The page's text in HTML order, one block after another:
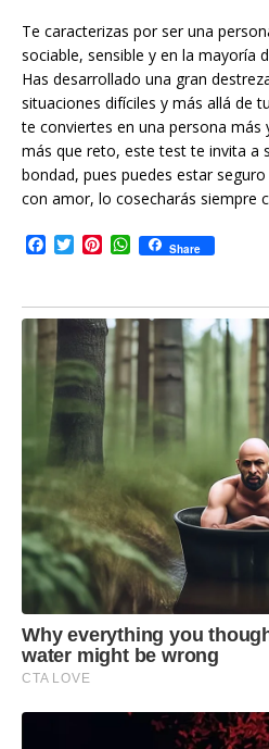
Te caracterizas por ser una
sociable, sensible y en la mayoría
Has desarrollado una gran
situaciones difíciles y más allá de
te conviertes en una persona más
más que reto, este test te invita a
bondad, pues puedes estar
con amor, lo cosecharás siempre
e
b
o
o
k
T
t
t
e
r
P
t
e
r
e
s
t
W
t
s
A
p
Share